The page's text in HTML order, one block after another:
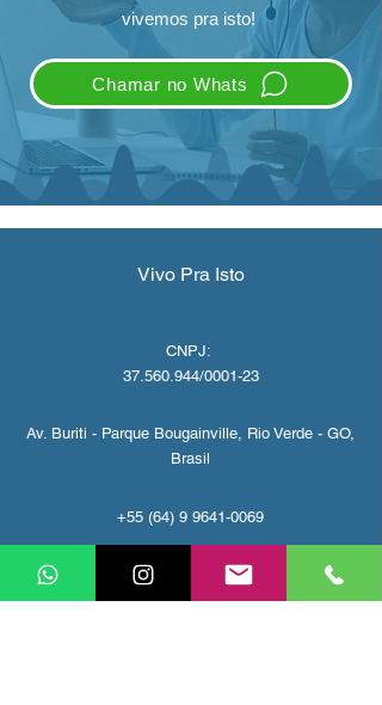
vivemos pra isto!
Chamar no Whats
Vivo Pra Isto
CNPJ:
37.560.944/0001-23
Av. Buriti - Parque Bougainville, Rio Verde - GO,
Brasil
+55 (64) 9 9641-0069
camila.baylao.vivopraisto@gmail.com